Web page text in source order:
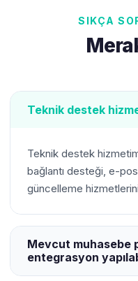
SIKÇA
Teknik destek
Teknik destek
bağlantı desteği, e-
güncelleme
Mevcut muhasebe
entegrasyon